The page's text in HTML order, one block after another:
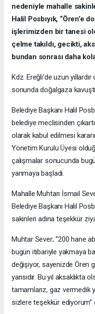
nedeniyle mahalle
Halil Posbıyık, “Ören’e
işlerimizden bir tanesi
çelme takıldı, gecikti,
bundan sonrası daha
Kdz. Ereğli’de uzun
sonunda doğalgaza
Belediye Başkanı Halil
belediye meclisinden
olarak kabul edilmesi
Yönetim Kurulu Üyesi
çalışmalar sonucunda
yanmaya başladı.
Mahalle Muhtarı İsmail
Belediye Başkanı Halil
sakinleri adına teşekkür
Muhtar Sever; “200 hane
bugün itibariyle yakmaya
değişiyor, sayenizde Ören
yarısıdır. Bu yıl aksaklıkta
tamamlarız, gaz vermedik
sizlere teşekkür ediyorum”